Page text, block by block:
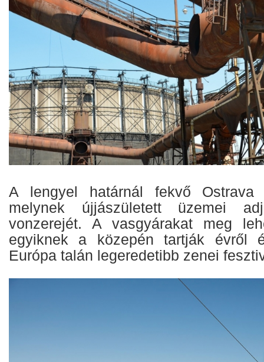
A lengyel határnál fekvő
melynek újjászületett üzemei
vonzerejét. A vasgyárakat meg
egyiknek a közepén tartják évről
Európa talán legeredetibb zenei